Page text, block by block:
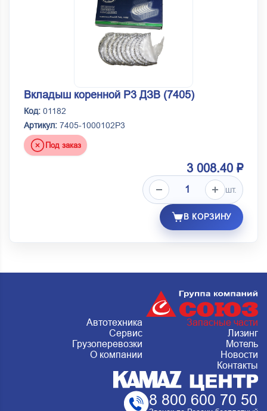
Вкладыш коренной Р3 ДЗВ (7405)
Код: 01182
Артикул: 7405-1000102Р3
Под заказ
3 008.40 ₽
шт.
В КОРЗИНУ
Автотехника
Запасные части
Сервис
Лизинг
Грузоперевозки
Мотель
О компании
Новости
Контакты
8 800 600 70 50